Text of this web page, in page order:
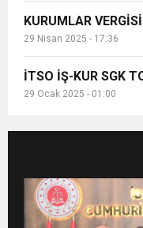
KURUMLAR
29 Nisan 2025 - 17:36
İTSO İŞ-KUR SGK
29 Ocak 2025 - 01:00